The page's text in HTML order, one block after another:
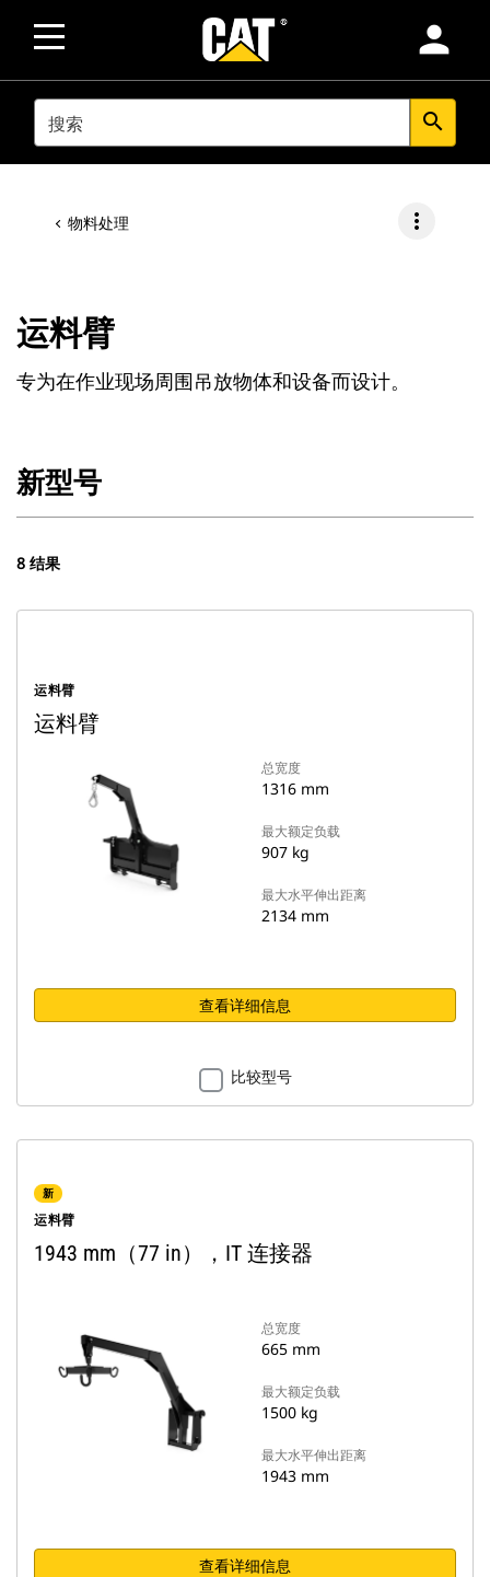
person
SEARCH search
物料处理 more_vert
运料臂
专为在作业现场周围吊放物体和设备而设计。
新型号
8 结果
运料臂
运料臂
总宽度
1316 mm
最大额定负载
907 kg
最大水平伸出距离
2134 mm
查看详细信息
比较型号
新
运料臂
1943 mm（77 in），IT 连接器
总宽度
665 mm
最大额定负载
1500 kg
最大水平伸出距离
1943 mm
查看详细信息